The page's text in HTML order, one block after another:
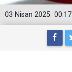
00:17
03 Nisan 2025